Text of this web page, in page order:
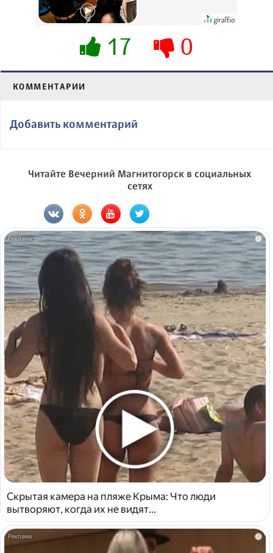
17 0
КОММЕНТАРИИ
Добавить комментарий
Читайте Вечерний Магнитогорск в социальных
сетях
i
Скрытая камера на пляже Крыма: Что люди
вытворяют, когда их не видят...
i